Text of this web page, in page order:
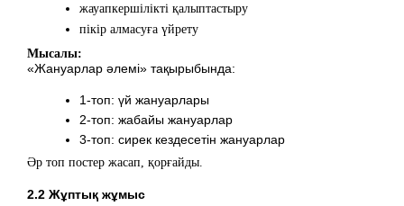
жауапкершілікті қалыптастыру
пікір алмасуға үйрету
Мысалы:
«Жануарлар әлемі» тақырыбында:
1-топ: үй жануарлары
2-топ: жабайы жануарлар
3-топ: сирек кездесетін жануарлар
Әр топ постер жасап, қорғайды.
2.2 Жұптық жұмыс